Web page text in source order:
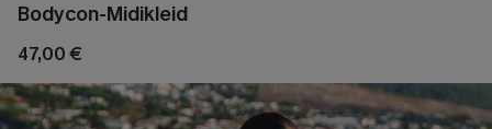
Bodycon-Midikleid
47,00 €